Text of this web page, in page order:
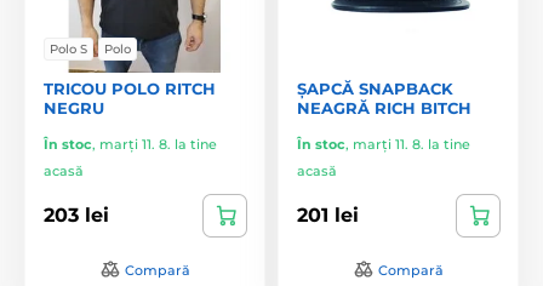
Polo S Polo
TRICOU POLO RITCH
NEGRU
În stoc, marți 11. 8. la tine
acasă
203 lei
Compară
ȘAPCĂ SNAPBACK
NEAGRĂ RICH BITCH
În stoc, marți 11. 8. la tine
acasă
201 lei
Compară